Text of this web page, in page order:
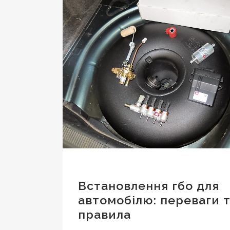
Встановлення гбо для
автомобілю: переваги
правила